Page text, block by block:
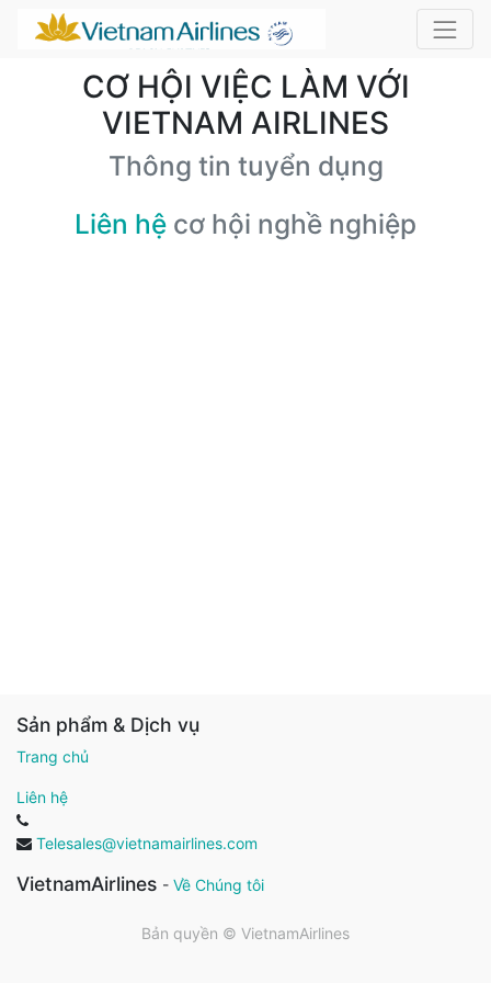
CƠ HỘI VIỆC LÀM VỚI
VIETNAM AIRLINES
Thông tin tuyển dụng
Liên hệ cơ hội nghề nghiệp
Sản phẩm & Dịch vụ
Trang chủ
Liên hệ
Telesales@vietnamairlines.com
VietnamAirlines - Về Chúng tôi
Bản quyền © VietnamAirlines